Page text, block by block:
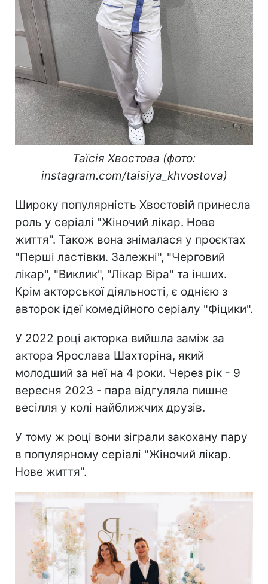
Таїсія Хвостова (фото:
instagram.com/taisiya_khvostova)
Широку популярність Хвостовій принесла
роль у серіалі "Жіночий лікар. Нове
життя". Також вона знімалася у проєктах
"Перші ластівки. Залежні", "Черговий
лікар", "Виклик", "Лікар Віра" та інших.
Крім акторської діяльності, є однією з
авторок ідеї комедійного серіалу "Фіцики".
У 2022 році акторка вийшла заміж за
актора Ярослава Шахторіна, який
молодший за неї на 4 роки. Через рік - 9
вересня 2023 - пара відгуляла пишне
весілля у колі найближчих друзів.
У тому ж році вони зіграли закохану пару
в популярному серіалі "Жіночий лікар.
Нове життя".